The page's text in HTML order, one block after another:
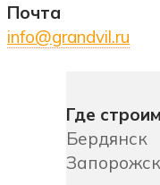
Почта
info@grandvil.ru
Где
Бердянск